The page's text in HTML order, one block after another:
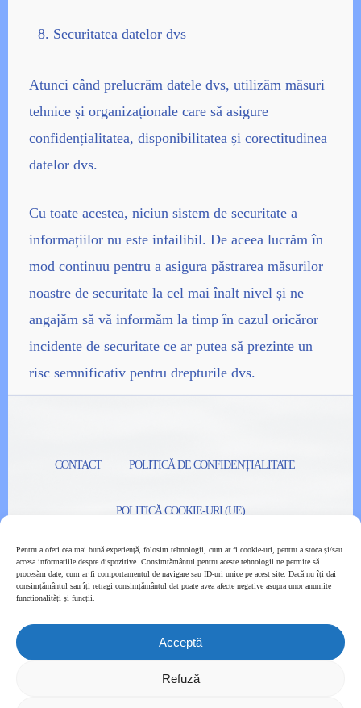
Pentru a oferi cea mai bună experiență, folosim tehnologii, cum ar fi cookie-uri, pentru a stoca și/sau
accesa informațiile despre dispozitive. Consimțământul pentru aceste tehnologii ne permite să
procesăm date, cum ar fi comportamentul de navigare sau ID-uri unice pe acest site. Dacă nu îți dai
consimțământul sau îți retragi consimțământul dat poate avea afecte negative asupra unor anumite
funcționalități și funcții.
Acceptă
Refuză
Securitatea datelor dvs
Atunci când prelucrăm datele dvs, utilizăm măsuri
tehnice și organizaționale care să asigure
confidențialitatea, disponibilitatea și corectitudinea
datelor dvs.
Cu toate acestea, niciun sistem de securitate a
informațiilor nu este infailibil. De aceea lucrăm în
mod continuu pentru a asigura păstrarea măsurilor
noastre de securitate la cel mai înalt nivel și ne
angajăm să vă informăm la timp în cazul oricăror
incidente de securitate ce ar putea să prezinte un
risc semnificativ pentru drepturile dvs.
CONTACT POLITICĂ DE CONFIDENȚIALITATE
POLITICĂ COOKIE-URI (UE)
DECLARAȚIE DE ACCESIBILITATE
© 2026 Women Holding Women. Toate drepturile rezervate.